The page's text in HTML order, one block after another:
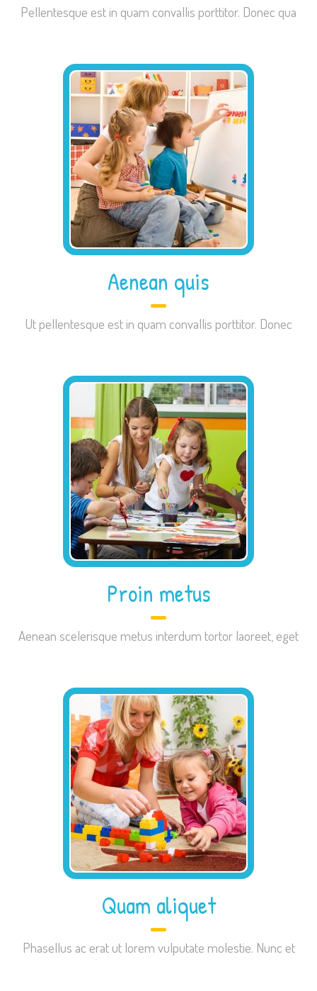
Pellentesque est in quam convallis porttitor. Donec qua
Aenean quis
Ut pellentesque est in quam convallis porttitor. Donec
Proin metus
Aenean scelerisque metus interdum tortor laoreet, eget
Quam aliquet
Phasellus ac erat ut lorem vulputate molestie. Nunc et